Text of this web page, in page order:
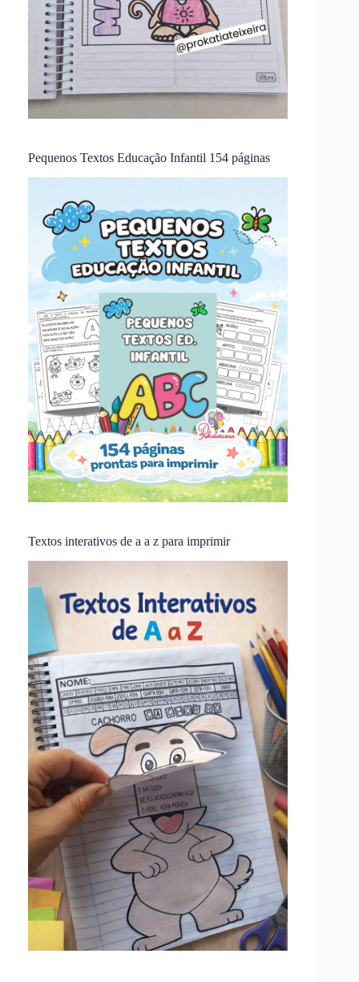
Pequenos Textos Educação Infantil 154 páginas
Textos interativos de a a z para imprimir